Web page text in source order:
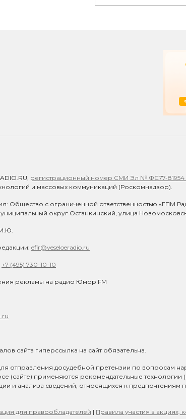
регистрационный номер СМИ Эл № ФС77-81954
и массовых коммуникаций (Роскомнадзор).
Общество с ограниченной ответственностью «ГПМ
округ Останкинский, улица
efir@veseloeradio.ru
+7 (495) 730-10-10
рекламы на радио Юмор FM
сайта гиперссылка на сайт обязательна.
отправления досудебной претензии по вопросам
(сайте) применяются рекомендательные
и анализа сведений, относящихся к предпочтениям
для правообладателей | Правила участия в акциях,